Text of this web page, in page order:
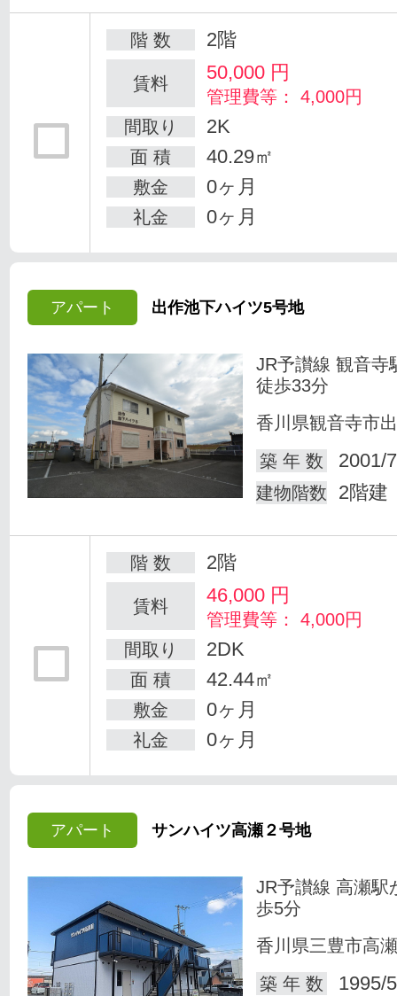
階 数 2階
賃料 50,000 円
管理費等： 4,000円
間取り
2K
面 積 40.29㎡
敷金 0ヶ月
礼金 0ヶ月
アパート 出作池下ハイツ5号地
JR予讃線 観音寺
徒歩33分
香川県観音寺市
築 年 数
2001/
建物階数 2階建
階 数 2階
賃料 46,000 円
管理費等： 4,000円
間取り
2DK
面 積 42.44㎡
敷金 0ヶ月
礼金 0ヶ月
アパート サンハイツ高瀬２号地
JR予讃線 高瀬駅
歩5分
香川県三豊市高
築 年 数
1995/